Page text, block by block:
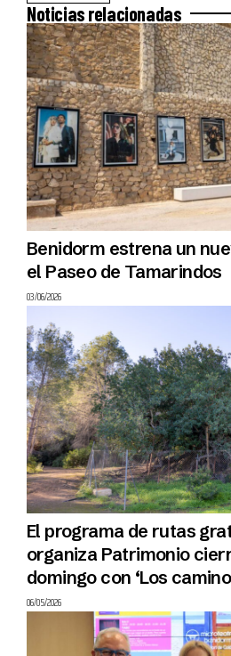
Noticias relacionadas
Benidorm estrena un
el Paseo de Tamarindos
03/06/2026
El programa de rutas
organiza Patrimonio
domingo con ‘Los
06/05/2026